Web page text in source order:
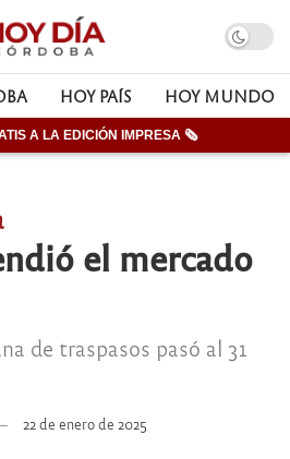
HOY PAÍS HOY MUNDO
A LA EDICIÓN IMPRESA 🗞
el mercado
de traspasos pasó al 31
22 de enero de 2025